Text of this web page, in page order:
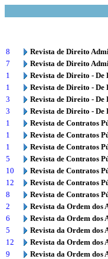
8
Revista de Direito
7
Revista de Direito
1
Revista de Direito - De
1
Revista de Direito - De
3
Revista de Direito - De
3
Revista de Direito - De
1
Revista de Contratos
1
Revista de Contratos
1
Revista de Contratos
5
Revista de Contratos
10
Revista de Contratos
12
Revista de Contratos
8
Revista de Contratos
2
Revista da Ordem dos
6
Revista da Ordem dos
5
Revista da Ordem dos
12
Revista da Ordem dos
9
Revista da Ordem dos